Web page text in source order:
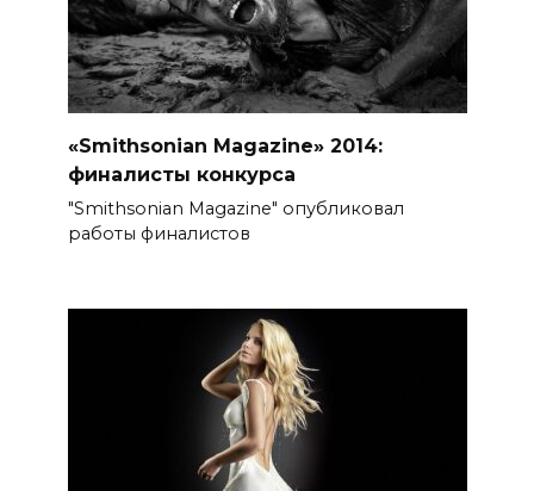
«Smithsonian Magazine» 2014:
финалисты конкурса
"Smithsonian Magazine" опубликовал
работы финалистов